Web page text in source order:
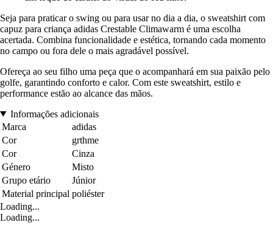
Seja para praticar o swing ou para usar no dia a dia, o sweatshirt com
capuz para criança adidas Crestable Climawarm é uma escolha
acertada. Combina funcionalidade e estética, tornando cada momento
no campo ou fora dele o mais agradável possível.
Ofereça ao seu filho uma peça que o acompanhará em sua paixão pelo
golfe, garantindo conforto e calor. Com este sweatshirt, estilo e
performance estão ao alcance das mãos.
Informações adicionais
Marca
adidas
Cor
grthme
Cor
Cinza
Género
Misto
Grupo etário
Júnior
Material principal poliéster
Loading...
Loading...